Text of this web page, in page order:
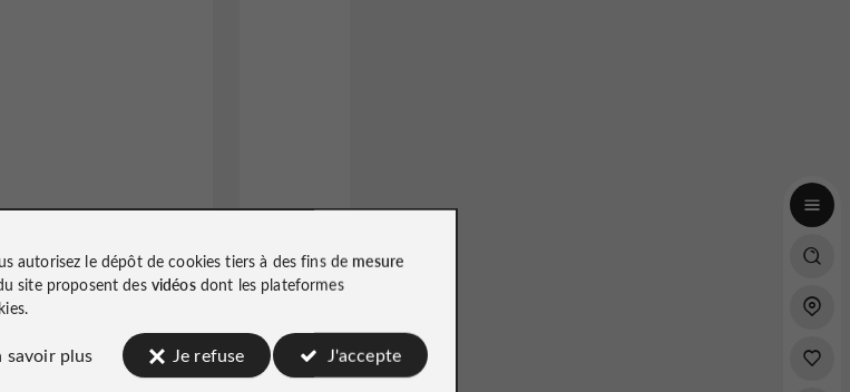
Lire tous les avis
avis
autorisez le dépôt de cookies tiers à des fins de mesure
site proposent desvidéosdont les plateformes
savoir plus Je refuse J'accepte